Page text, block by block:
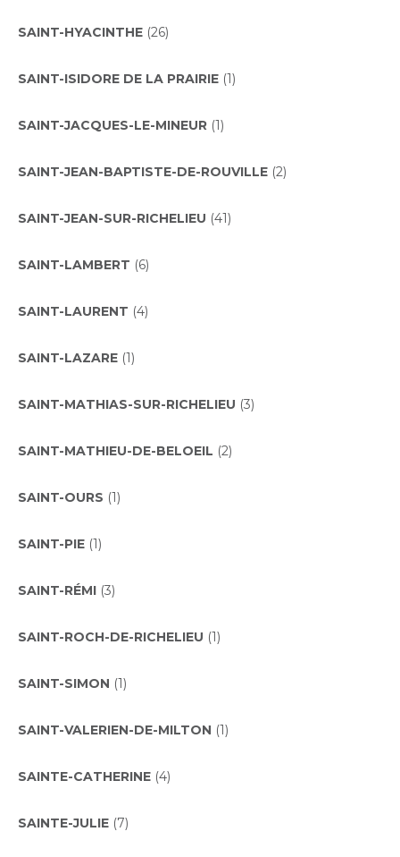
SAINT-HYACINTHE (26)
SAINT-ISIDORE DE LA PRAIRIE (1)
SAINT-JACQUES-LE-MINEUR (1)
SAINT-JEAN-BAPTISTE-DE-ROUVILLE (2)
SAINT-JEAN-SUR-RICHELIEU (41)
SAINT-LAMBERT (6)
SAINT-LAURENT (4)
SAINT-LAZARE (1)
SAINT-MATHIAS-SUR-RICHELIEU (3)
SAINT-MATHIEU-DE-BELOEIL (2)
SAINT-OURS (1)
SAINT-PIE (1)
SAINT-RÉMI (3)
SAINT-ROCH-DE-RICHELIEU (1)
SAINT-SIMON (1)
SAINT-VALERIEN-DE-MILTON (1)
SAINTE-CATHERINE (4)
SAINTE-JULIE (7)